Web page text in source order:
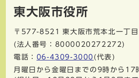
東大阪市役所
〒577-8521
東大阪市荒本北一丁
(法人番号：8000020272272)
電話： 06-4309-3000 (代表)
月曜日から金曜日までの9時から17